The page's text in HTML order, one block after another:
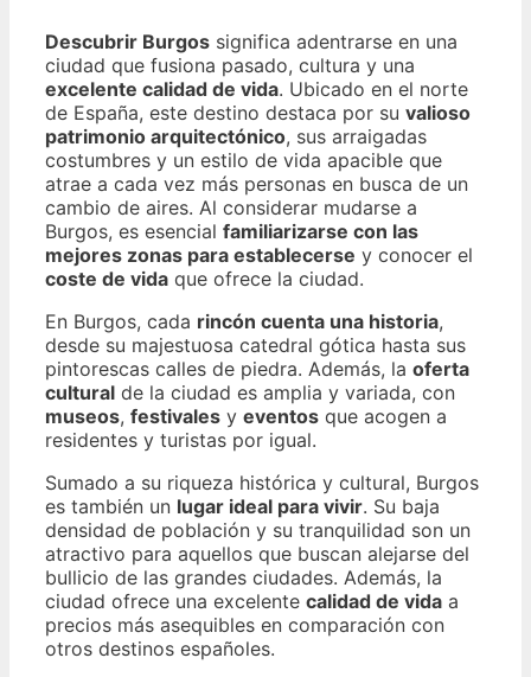
Descubrir Burgos significa adentrarse en una
ciudad que fusiona pasado, cultura y una
excelente calidad de vida. Ubicado en el norte
de España, este destino destaca por su valioso
patrimonio arquitectónico, sus arraigadas
costumbres y un estilo de vida apacible que
atrae a cada vez más personas en busca de un
cambio de aires. Al considerar mudarse a
Burgos, es esencial familiarizarse con las
mejores zonas para establecerse y conocer el
coste de vida que ofrece la ciudad.
En Burgos, cada rincón cuenta una historia,
desde su majestuosa catedral gótica hasta sus
pintorescas calles de piedra. Además, la oferta
cultural de la ciudad es amplia y variada, con
museos, festivales y eventos que acogen a
residentes y turistas por igual.
Sumado a su riqueza histórica y cultural, Burgos
es también un lugar ideal para vivir. Su baja
densidad de población y su tranquilidad son un
atractivo para aquellos que buscan alejarse del
bullicio de las grandes ciudades. Además, la
ciudad ofrece una excelente calidad de vida a
precios más asequibles en comparación con
otros destinos españoles.